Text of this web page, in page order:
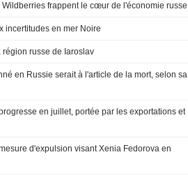
frappent le cœur de l'économie russe
incertitudes en mer Noire
région russe de Iaroslav
en Russie serait à l'article de la mort, selon sa
en juillet, portée par les exportations et
d'expulsion visant Xenia Fedorova en